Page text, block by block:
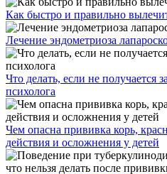
Как быстро и правильно
Лечение эндометриоза
Что делать, если не получается
психолога
Чем опасна прививка корь,
действия и осложнения у детей